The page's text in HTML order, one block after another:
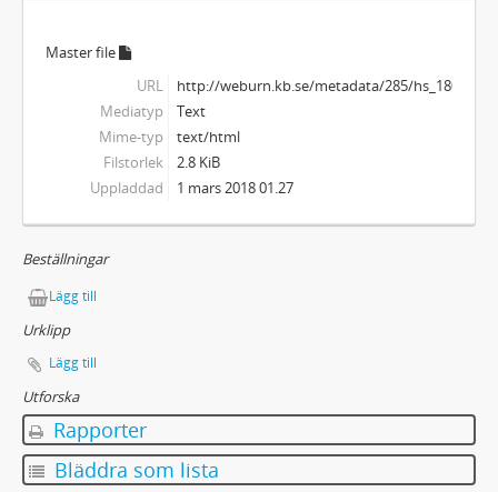
54 - Telegram till Ellen Key
55 - Brev till Ellen Key från svenskar
56 - Brev till Ellen Key från belgiska och holländska korrespondenter
57 - Brev till Ellen Key från danska korrespondenter
59 - Brev till Ellen Key från finska korrespondenter
60 - Brev till Ellen Key från franska och fransk-schweiziska korrespondenter
61 - Brev till Ellen Key från italienska korrespondenter
68 - Biographica
69 - Tidningsurklipp
70 - Brev till och från Emil Key
Master file
URL
http://weburn.kb.se/metadata/285/
Mediatyp
Text
Mime-typ
text/html
Filstorlek
2.8 KiB
Uppladdad
1 mars 2018 01.27
Beställningar
Lägg till
Urklipp
Lägg till
Utforska
Rapporter
Bläddra som lista